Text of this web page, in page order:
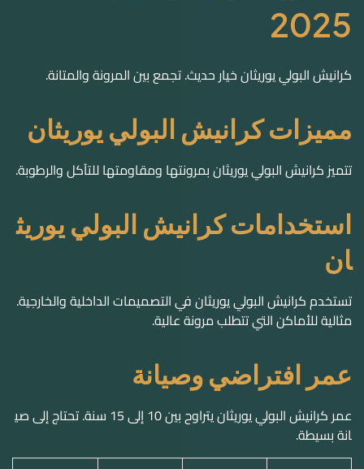
2025
كرانيشالبولي يوريثانخيار حديث. تجمع بين المرونة والمتانة.
مميزات كرانيش البولي يوريثان
تتميز كرانيش البولي يوريثان بمرونتها ومقاومتها للتآكل والرطوبة.
استخدامات كرانيش البولي يوريث
ان
تستخدم كرانيش البولي يوريثان في التصميمات الداخلية والخارجية.
مثالية للأماكن التي تتطلب مرونة عالية.
عمر افتراضي وصيانة
عمر كرانيش البولي يوريثان يتراوح بين 10 إلى 15 سنة. تحتاج إلى صي
انة بسيطة.